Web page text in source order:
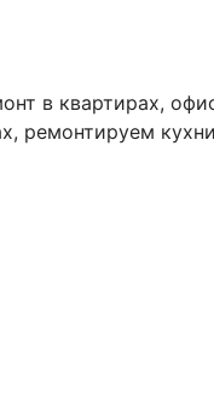
в квартирах,
ремонтируем